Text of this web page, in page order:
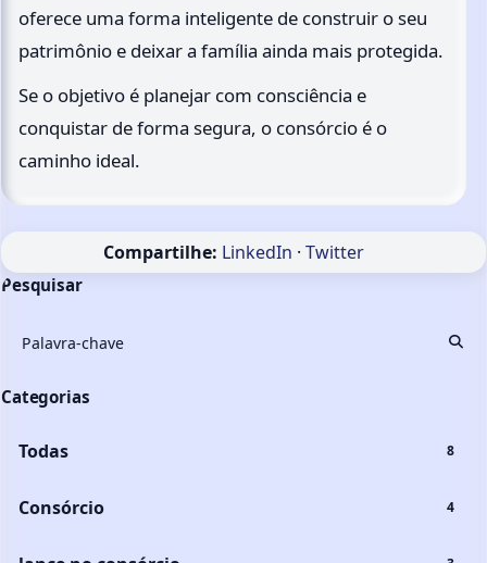
Pesquisar
Categorias
Todas 8
Consórcio 4
oferece uma forma inteligente de construir o seu
patrimônio e deixar a família ainda mais protegida.
Se o objetivo é planejar com consciência e
conquistar de forma segura, o consórcio é o
caminho ideal.
Compartilhe: LinkedIn ·Twitter